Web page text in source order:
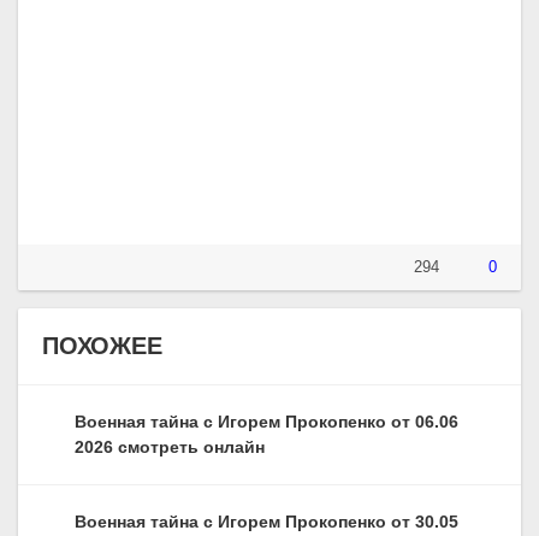
294 0
ПОХОЖЕЕ
Военная тайна с Игорем Прокопенко от 06.06
2026 смотреть онлайн
Военная тайна с Игорем Прокопенко от 30.05